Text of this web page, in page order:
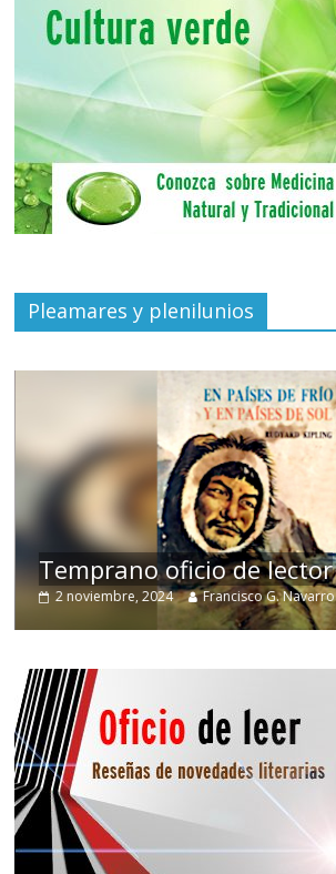
Pleamares y plenilunios
Temprano oficio de lector
2 noviembre, 2024 Francisco G. Navarro